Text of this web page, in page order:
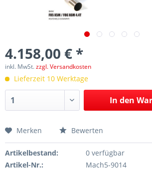
4.158,00 € *
inkl. MwSt.zzgl. Versandkosten
Lieferzeit 10 Werktage
In den
Merken Bewerten
Artikelbestand:
0 verfügbar
Artikel-Nr.:
Mach5-9014